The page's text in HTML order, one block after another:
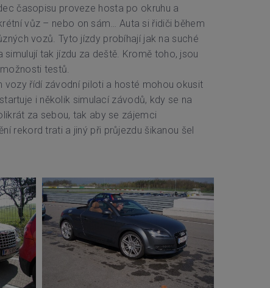
časopisu proveze hosta po okruhu a
vůz – nebo on sám… Auta si řidiči během
vozů. Tyto jízdy probíhají jak na suché
tak jízdu za deště. Kromě toho, jsou
testů.
řídí závodní piloti a hosté mohou okusit
i několik simulací závodů, kdy se na
za sebou, tak aby se zájemci
rekord trati a jiný při průjezdu šikanou šel